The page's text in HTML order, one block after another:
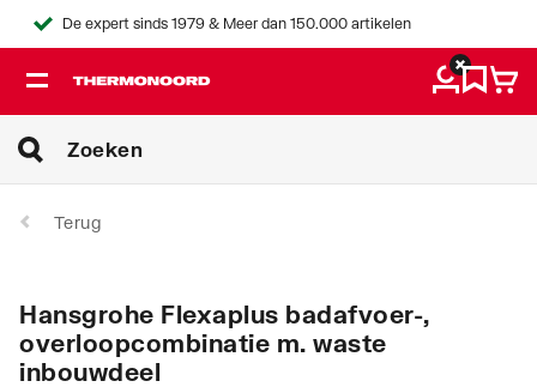
De expert sinds 1979 & Meer dan 150.000 artikelen
Terug
Hansgrohe Flexaplus badafvoer-,
overloopcombinatie m. waste
inbouwdeel